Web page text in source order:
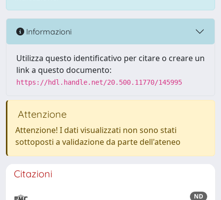
Informazioni
Utilizza questo identificativo per citare o creare un
link a questo documento:
https://hdl.handle.net/20.500.11770/145995
Attenzione
Attenzione! I dati visualizzati non sono stati
sottoposti a validazione da parte dell'ateneo
Citazioni
ND